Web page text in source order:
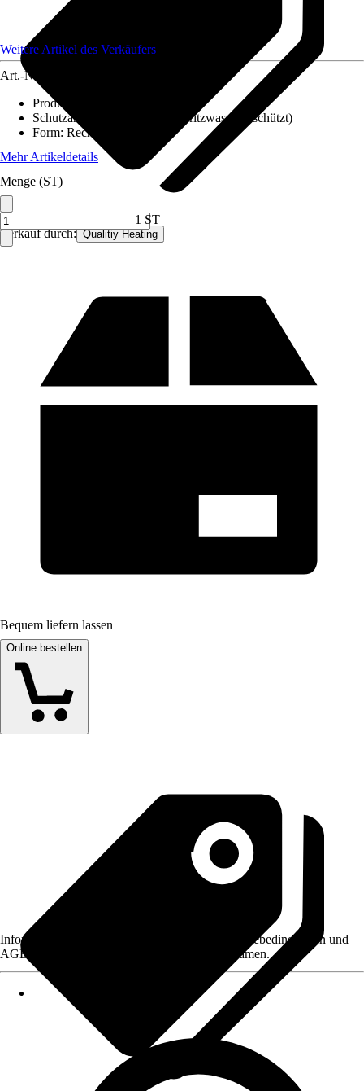
Verkauf durch: Qualitiy Heating
Weitere Artikel des Verkäufers
Art.-Nr.
Produktdetails
Schutzart
IP 54 (staub- und spritzwassergeschützt)
Form: Rechteckig
Mehr Artikeldetails
Menge (ST)
1 ST
Bequem liefern lassen
Online bestellen
Informationen des Verkäufers, wie z. B. Rückgabebedingungen und
AGB, finden Sie bei Klick auf den Verkäufernamen.